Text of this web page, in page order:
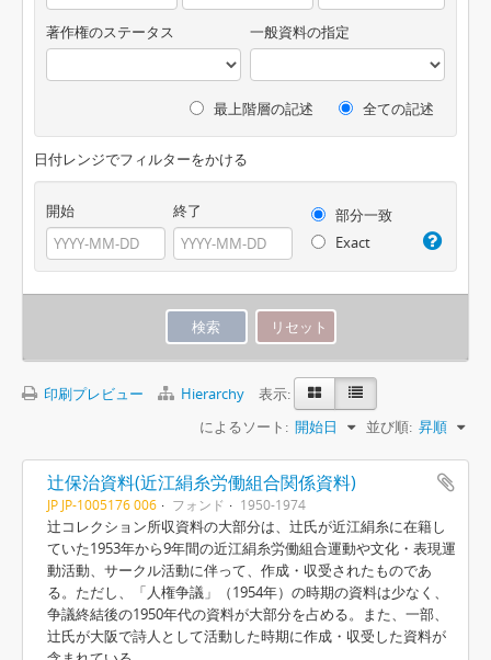
著作権のステータス 一般資料の指定
最上階層の記述 全ての記述
日付レンジでフィルターをかける
開始 終了
部分一致
Exact
印刷プレビュー Hierarchy
表示:
によるソート: 開始日 並び順: 昇順
辻保治資料(近江絹糸労働組合関係資料)
JP JP-1005176 006 フォンド 1950-1974
辻コレクション所収資料の大部分は、辻氏が近江絹糸に在籍し
ていた1953年から9年間の近江絹糸労働組合運動や文化・表現運
動活動、サークル活動に伴って、作成・収受されたものであ
る。ただし、「人権争議」（1954年）の時期の資料は少なく、
争議終結後の1950年代の資料が大部分を占める。また、一部、
辻氏が大阪で詩人として活動した時期に作成・収受した資料が